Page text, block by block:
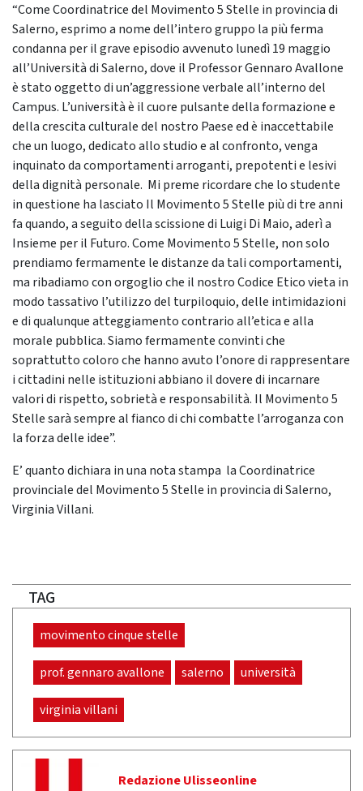
“Come Coordinatrice del Movimento 5 Stelle in provincia di
Salerno, esprimo a nome dell’intero gruppo la più ferma
condanna per il grave episodio avvenuto lunedì 19 maggio
all’Università di Salerno, dove il Professor Gennaro Avallone
è stato oggetto di un’aggressione verbale all’interno del
Campus. L’università è il cuore pulsante della formazione e
della crescita culturale del nostro Paese ed è inaccettabile
che un luogo, dedicato allo studio e al confronto, venga
inquinato da comportamenti arroganti, prepotenti e lesivi
della dignità personale. Mi preme ricordare che lo studente
in questione ha lasciato Il Movimento 5 Stelle più di tre anni
fa quando, a seguito della scissione di Luigi Di Maio, aderì a
Insieme per il Futuro. Come Movimento 5 Stelle, non solo
prendiamo fermamente le distanze da tali comportamenti,
ma ribadiamo con orgoglio che il nostro Codice Etico vieta in
modo tassativo l’utilizzo del turpiloquio, delle intimidazioni
e di qualunque atteggiamento contrario all’etica e alla
morale pubblica. Siamo fermamente convinti che
soprattutto coloro che hanno avuto l’onore di rappresentare
i cittadini nelle istituzioni abbiano il dovere di incarnare
valori di rispetto, sobrietà e responsabilità. Il Movimento 5
Stelle sarà sempre al fianco di chi combatte l’arroganza con
la forza delle idee”.
E’ quanto dichiara in una nota stampa la Coordinatrice
provinciale del Movimento 5 Stelle in provincia di Salerno,
Virginia Villani.
TAG
movimento cinque stelle
prof. gennaro avallone salerno università
virginia villani
Redazione Ulisseonline